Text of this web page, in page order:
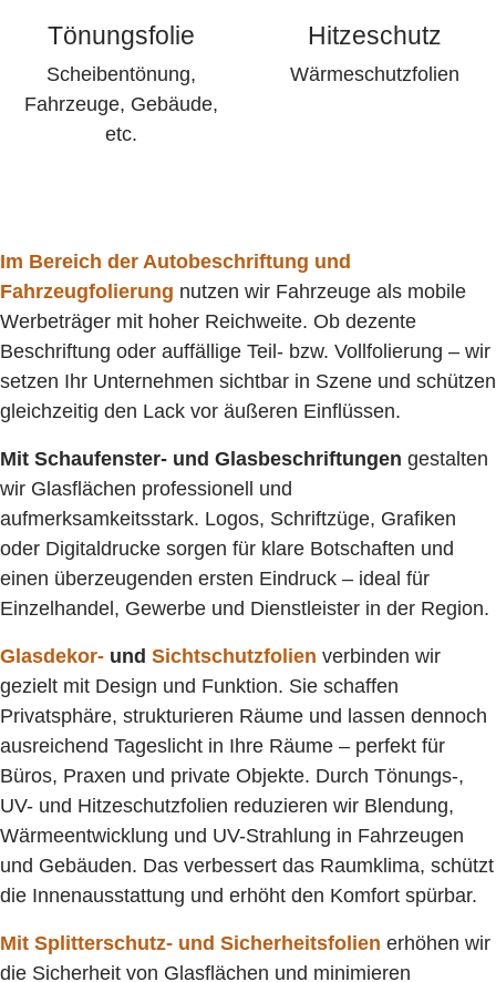
Tönungsfolie
Scheibentönung,
Fahrzeuge, Gebäude,
etc.
Hitzeschutz
Wärmeschutzfolien
Im Bereich der Autobeschriftung und
Fahrzeugfolierung nutzen wir Fahrzeuge als mobile
Werbeträger mit hoher Reichweite. Ob dezente
Beschriftung oder auffällige Teil- bzw. Vollfolierung – wir
setzen Ihr Unternehmen sichtbar in Szene und schützen
gleichzeitig den Lack vor äußeren Einflüssen.
Mit Schaufenster- und Glasbeschriftungen gestalten
wir Glasflächen professionell und
aufmerksamkeitsstark. Logos, Schriftzüge, Grafiken
oder Digitaldrucke sorgen für klare Botschaften und
einen überzeugenden ersten Eindruck – ideal für
Einzelhandel, Gewerbe und Dienstleister in der Region.
Glasdekor- und Sichtschutzfolien verbinden wir
gezielt mit Design und Funktion. Sie schaffen
Privatsphäre, strukturieren Räume und lassen dennoch
ausreichend Tageslicht in Ihre Räume – perfekt für
Büros, Praxen und private Objekte. Durch Tönungs-,
UV- und Hitzeschutzfolien reduzieren wir Blendung,
Wärmeentwicklung und UV-Strahlung in Fahrzeugen
und Gebäuden. Das verbessert das Raumklima, schützt
die Innenausstattung und erhöht den Komfort spürbar.
Mit Splitterschutz- und Sicherheitsfolien erhöhen wir
die Sicherheit von Glasflächen und minimieren